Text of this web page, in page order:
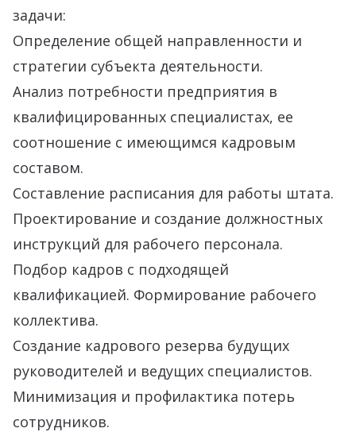
задачи:
Определение общей направленности и
стратегии субъекта деятельности.
Анализ потребности предприятия в
квалифицированных специалистах, ее
соотношение с имеющимся кадровым
составом.
Составление расписания для работы штата.
Проектирование и создание должностных
инструкций для рабочего персонала.
Подбор кадров с подходящей
квалификацией. Формирование рабочего
коллектива.
Создание кадрового резерва будущих
руководителей и ведущих специалистов.
Минимизация и профилактика потерь
сотрудников.